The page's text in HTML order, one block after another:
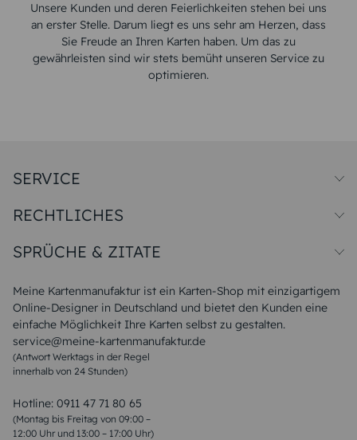
Unsere Kunden und deren Feierlichkeiten stehen bei uns
an erster Stelle. Darum liegt es uns sehr am Herzen, dass
Sie Freude an Ihren Karten haben. Um das zu
gewährleisten sind wir stets bemüht unseren Service zu
optimieren.
Meine Kartenmanufaktur ist ein Karten-Shop mit einzigartigem
Online-Designer in Deutschland und bietet den Kunden eine
einfache Möglichkeit Ihre Karten selbst zu gestalten.
service@meine-kartenmanufaktur.de
(Antwort Werktags in der Regel
innerhalb von 24 Stunden)
Hotline: 0911 47 71 80 65
(Montag bis Freitag von 09:00 –
12:00 Uhr und 13:00 – 17:00 Uhr)
SERVICE
Papiersorten
Unsere Produktion
Magazin
FAQ
RECHTLICHES
Widerrufsbelehrung
SPRÜCHE & ZITATE
Liebeskummer Sprüche
Sommer Sprüche
Muttertagssprüche
Sprüche zur Hochzeit
Sprüche zur Konfirmation & Kommunion
Weihnachtsgedichte
Liebessprüche
Geburtstagssprüche
Trauersprüche